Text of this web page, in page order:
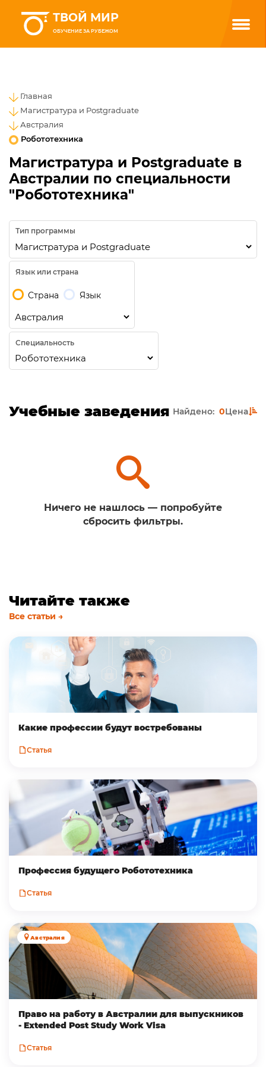
ТВОЙ МИР
ОБУЧЕНИЕ ЗА РУБЕЖОМ
Главная
Магистратура и Postgraduate
Австралия
Робототехника
Магистратура и Postgraduate в
Австралии по специальности
"Робототехника"
Тип программы
Язык или страна
Страна Язык
Специальность
Учебные заведения Найдено: 0Цена
Ничего не нашлось — попробуйте
сбросить фильтры.
Читайте также
Все статьи →
Какие профессии будут востребованы
Статья
Профессия будущего Робототехника
Статья
Австралия
Право на работу в Австралии для выпускников
- Extended Post Study Work Visa
Статья